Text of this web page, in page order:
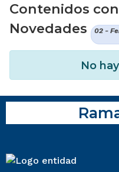
Contenidos
Novedades
02 -
No